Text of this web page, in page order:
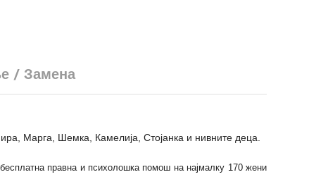
/ Замена
Марга, Шемка, Камелија, Стојанка и нивните деца.
правна и психолошка помош на најмалку 170 жени